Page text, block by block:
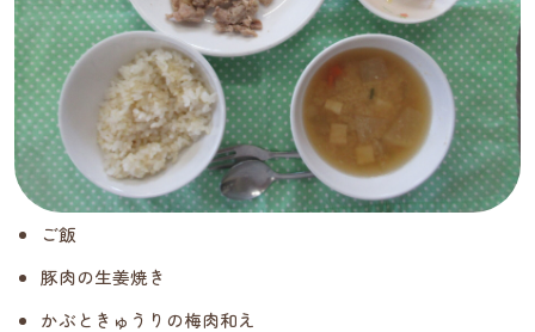
ご飯
豚肉の生姜焼き
かぶときゅうりの梅肉和え